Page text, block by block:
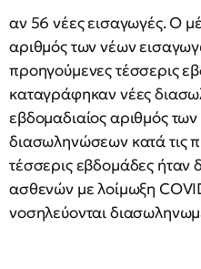
αν 56 νέες εισαγωγές. Ο
αριθμός των νέων
προηγούμενες τέσσερις
καταγράφηκαν νέες
εβδομαδιαίος αριθμός
διασωληνώσεων κατά τις
τέσσερις εβδομάδες ήταν
ασθενών με λοίμωξη
νοσηλεύονται